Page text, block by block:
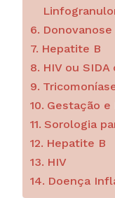
Donovanose
Hepatite B
HIV ou SIDA
Gestação e
Sorologia
Hepatite B
HIV
Doença